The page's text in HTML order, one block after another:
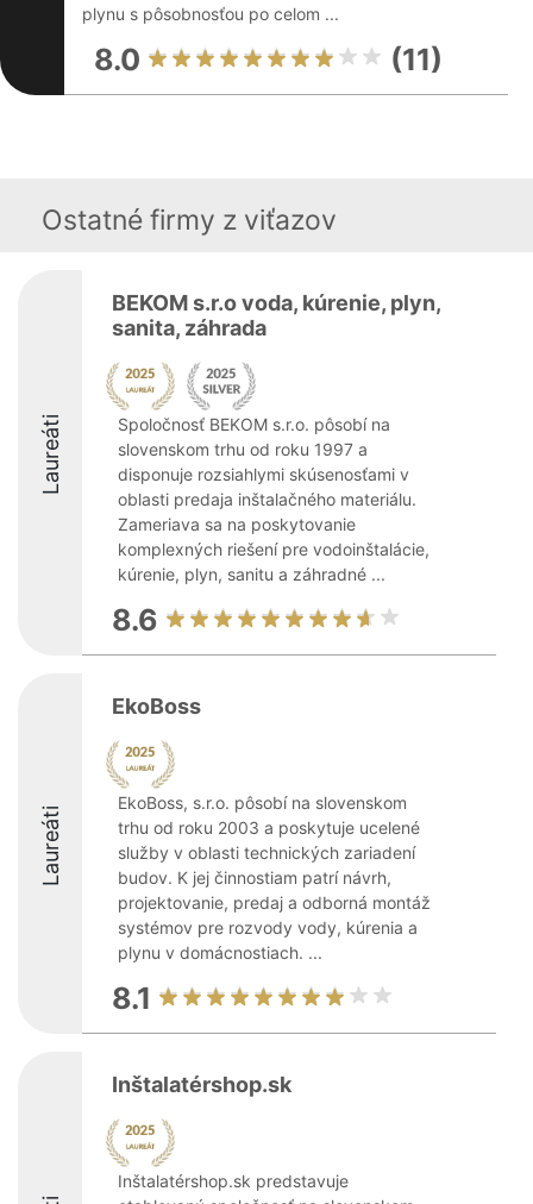
plynu s pôsobnosťou po celom ...
8.0 (11)
Ostatné firmy z viťazov
Laureáti
BEKOM s.r.o voda, kúrenie, plyn,
sanita, záhrada
Spoločnosť BEKOM s.r.o. pôsobí na
slovenskom trhu od roku 1997 a
disponuje rozsiahlymi skúsenosťami v
oblasti predaja inštalačného materiálu.
Zameriava sa na poskytovanie
komplexných riešení pre vodoinštalácie,
kúrenie, plyn, sanitu a záhradné ...
8.6
Laureáti
EkoBoss
EkoBoss, s.r.o. pôsobí na slovenskom
trhu od roku 2003 a poskytuje ucelené
služby v oblasti technických zariadení
budov. K jej činnostiam patrí návrh,
projektovanie, predaj a odborná montáž
systémov pre rozvody vody, kúrenia a
plynu v domácnostiach. ...
8.1
Inštalatérshop.sk
Inštalatérshop.sk predstavuje